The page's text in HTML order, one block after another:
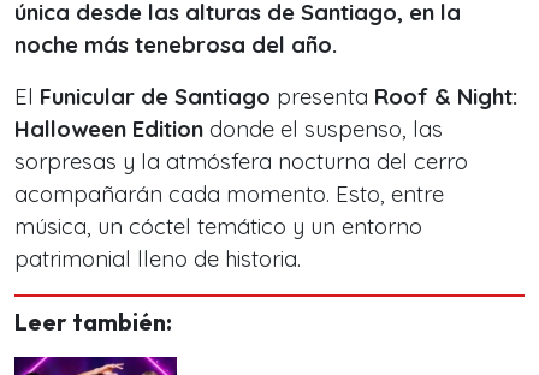
única desde las alturas de Santiago, en la
noche más tenebrosa del año.
El Funicular de Santiago presenta Roof & Night:
Halloween Edition donde el suspenso, las
sorpresas y la atmósfera nocturna del cerro
acompañarán cada momento. Esto, entre
música, un cóctel temático y un entorno
patrimonial lleno de historia.
Leer también: